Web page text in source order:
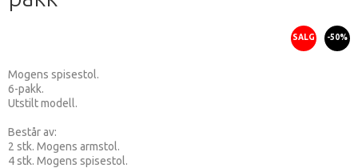
SALG -50%
Mogens spisestol.
6-pakk.
Utstilt modell.
Består av:
2 stk. Mogens armstol.
4 stk. Mogens spisestol.